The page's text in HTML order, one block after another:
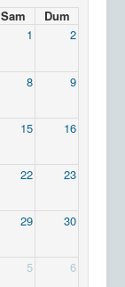
Sam
Dum
1 2
8 9
15 16
22 23
29 30
5 6